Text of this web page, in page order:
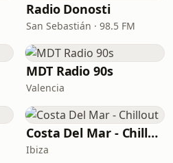
Radio Donosti
San Sebastián · 98.5 FM
MDT Radio 90s
Valencia
Costa Del Mar - Chillout
Ibiza